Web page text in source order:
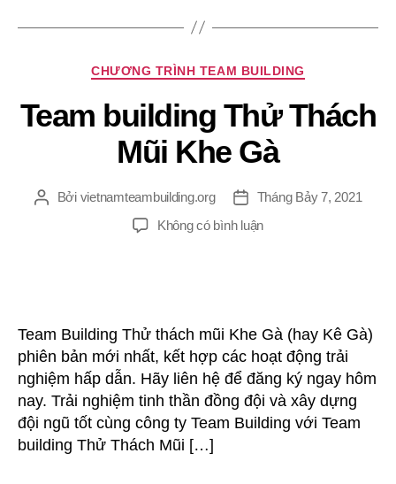
Chuyên
CHƯƠNG TRÌNH TEAM BUILDING
Team building Thử Thách
Mũi Khe Gà
TácBởi vietnamteambuilding.org
Ngày
đăng
Tháng Bảy 7, 2021
Không có bình luậnở
Khe
Gà
Team Building Thử thách mũi Khe Gà (hay Kê Gà)
phiên bản mới nhất, kết hợp các hoạt động trải
nghiệm hấp dẫn. Hãy liên hệ để đăng ký ngay hôm
nay. Trải nghiệm tinh thần đồng đội và xây dựng
đội ngũ tốt cùng công ty Team Building với Team
building Thử Thách Mũi […]